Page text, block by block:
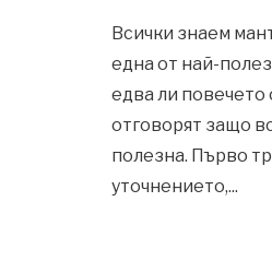
Всички знаем
една от най-
едва ли повечето
отговорят защо
полезна. Първо
уточнението,...